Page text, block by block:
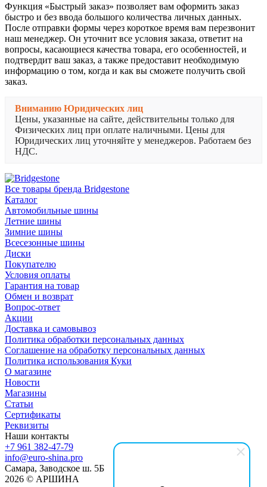
Функция «Быстрый заказ» позволяет вам оформить заказ
быстро и без ввода большого количества личных данных.
После отправки формы через короткое время вам перезвонит
наш менеджер. Он уточнит все условия заказа, ответит на
вопросы, касающиеся качества товара, его особенностей, и
подтвердит ваш заказ, а также предоставит необходимую
информацию о том, когда и как вы сможете получить свой
заказ.
Вниманию Юридических лиц
Цены, указанные на сайте, действительны только для
Физических лиц при оплате наличными. Цены для
Юридических лиц уточняйте у менеджеров. Работаем без
НДС.
Все товары бренда Bridgestone
Каталог
Автомобильные шины
Летние шины
Зимние шины
Всесезонные шины
Диски
Покупателю
Условия оплаты
Гарантия на товар
Обмен и возврат
Вопрос-ответ
Акции
Доставка и самовывоз
Политика обработки персональных данных
Соглашение на обработку персональных данных
Политика использования Куки
О магазине
Новости
Магазины
Статьи
Сертификаты
Реквизиты
Наши контакты
+7 961 382-47-79
info@euro-shina.pro
Самара, Заводское ш. 5Б
2026 © АРШИНА